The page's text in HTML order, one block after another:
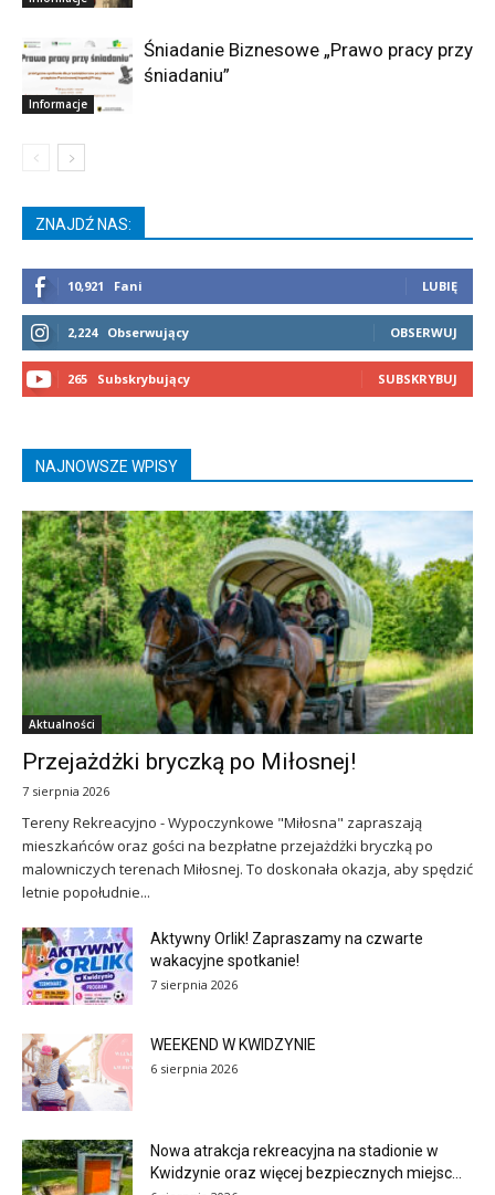
Informacje
Śniadanie Biznesowe „Prawo pracy przy
śniadaniu”
ZNAJDŹ NAS:
10,921 Fani LUBIĘ
2,224 Obserwujący OBSERWUJ
265 Subskrybujący SUBSKRYBUJ
NAJNOWSZE WPISY
Aktualności
Przejażdżki bryczką po Miłosnej!
7 sierpnia 2026
Tereny Rekreacyjno - Wypoczynkowe "Miłosna" zapraszają
mieszkańców oraz gości na bezpłatne przejażdżki bryczką po
malowniczych terenach Miłosnej. To doskonała okazja, aby spędzić
letnie popołudnie...
Aktywny Orlik! Zapraszamy na czwarte
wakacyjne spotkanie!
7 sierpnia 2026
WEEKEND W KWIDZYNIE
6 sierpnia 2026
Nowa atrakcja rekreacyjna na stadionie w
Kwidzynie oraz więcej bezpiecznych miejsc...